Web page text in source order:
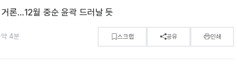
론…12월 중순 윤곽 드러날 듯
·약 4분 스크랩 공유 인쇄